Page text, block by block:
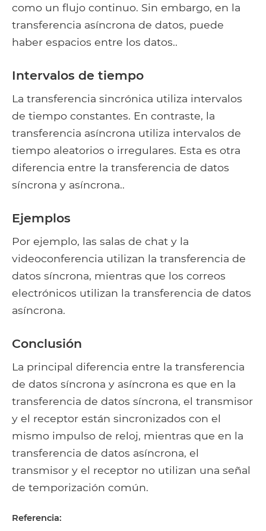
como un flujo continuo. Sin embargo, en la
transferencia asíncrona de datos, puede
haber espacios entre los datos..
Intervalos de tiempo
La transferencia sincrónica utiliza intervalos
de tiempo constantes. En contraste, la
transferencia asíncrona utiliza intervalos de
tiempo aleatorios o irregulares. Esta es otra
diferencia entre la transferencia de datos
síncrona y asíncrona..
Ejemplos
Por ejemplo, las salas de chat y la
videoconferencia utilizan la transferencia de
datos síncrona, mientras que los correos
electrónicos utilizan la transferencia de datos
asíncrona.
Conclusión
La principal diferencia entre la transferencia
de datos síncrona y asíncrona es que en la
transferencia de datos síncrona, el transmisor
y el receptor están sincronizados con el
mismo impulso de reloj, mientras que en la
transferencia de datos asíncrona, el
transmisor y el receptor no utilizan una señal
de temporización común.
Referencia: